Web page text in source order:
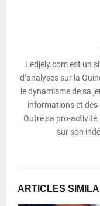
Ledjely.com est un
d’analyses sur la
le dynamisme de sa
informations et des
Outre sa pro-
sur son
ARTICLES